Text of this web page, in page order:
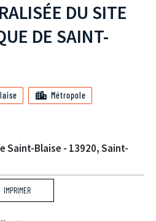
DU SITE
DE SAINT-
Métropole
Saint-Blaise - 13920, Saint-
IMPRIMER